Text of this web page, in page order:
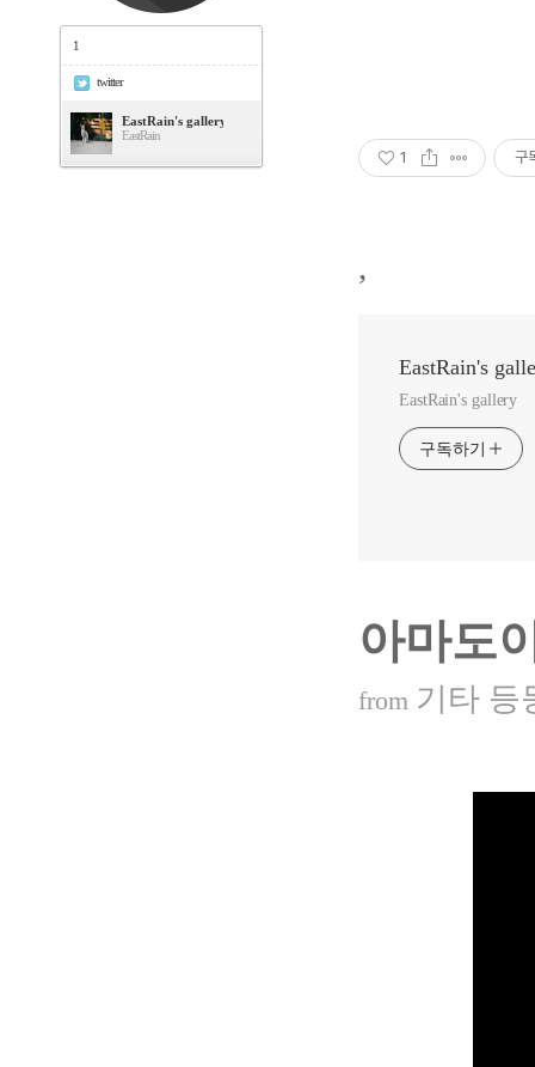
1
twitter
EastRain's gallery
EastRain
1 구
,
EastRain's
EastRain's gallery
구독하기
아마도
from 기타 등